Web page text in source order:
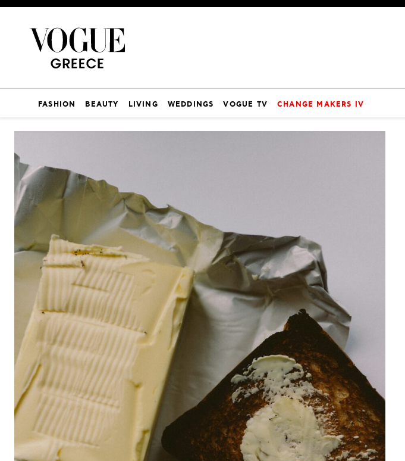
FASHION BEAUTY LIVING WEDDINGS VOGUE TV CHANGE MAKERS IV